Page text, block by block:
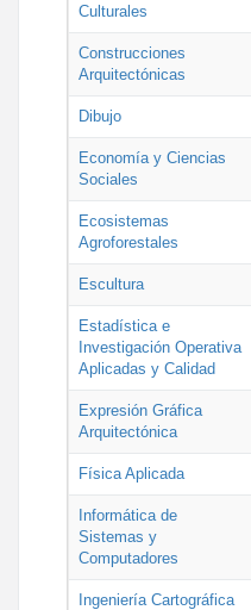
Culturales
Construcciones
Arquitectónicas
Dibujo
Economía y Ciencias
Sociales
Ecosistemas
Agroforestales
Escultura
Estadística e
Investigación Operativa
Aplicadas y Calidad
Expresión Gráfica
Arquitectónica
Física Aplicada
Informática de
Sistemas y
Computadores
Ingeniería Cartográfica